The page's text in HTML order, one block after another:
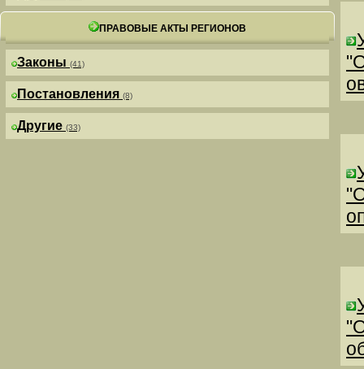
ПРАВОВЫЕ АКТЫ РЕГИОНОВ
Законы (41)
Постановления (8)
Другие (33)